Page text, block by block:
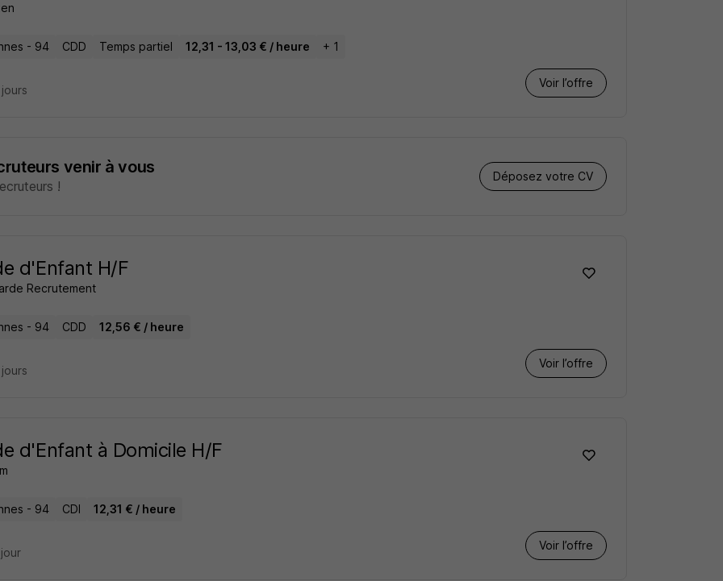
- 94 CDD Temps partiel 12,31 - 13,03 € / heure + 1
Voir l’offre
venir à vous
!
Déposez votre CV
d'Enfant H/F
Recrutement
- 94 CDD 12,56 € / heure
Voir l’offre
d'Enfant à Domicile H/F
- 94 CDI 12,31 € / heure
Voir l’offre